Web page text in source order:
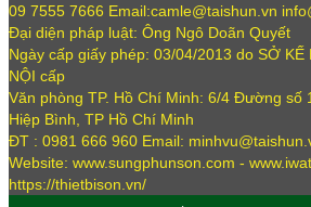
09 7555 7666 Email:camle@taishun.vn
Đại diện pháp luật: Ông Ngô Doãn Quyết
Ngày cấp giấy phép: 03/04/2013 do SỞ
NỘI cấp
Văn phòng TP. Hồ Chí Minh: 6/4 Đường số
Hiệp Bình, TP Hồ Chí Minh
ĐT : 0981 666 960 Email:
Website: www.sungphunson.com -
https://thietbison.vn/